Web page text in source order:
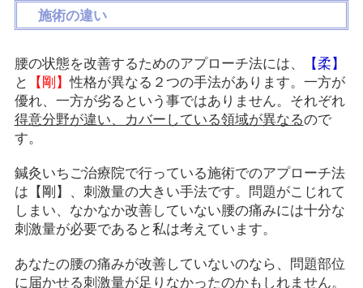
施術の違い
腰の状態を改善するためのアプローチ法には、
【柔】
と
【剛】性格が異なる２つの手法があります。一方が
優れ、一方が劣るという事ではありません。それぞれ
得意分野が違い、カバーしている領域が異なるので
す。
鍼灸いちご治療院で行っている施術でのアプローチ法
は【剛】、刺激量の大きい手法です。問題がこじれて
しまい、なかなか改善していない腰の痛みには十分な
刺激量が必要であると私は考えています。
あなたの腰の痛みが改善していないのなら、問題部位
に届かせる刺激量が足りなかったのかもしれません。